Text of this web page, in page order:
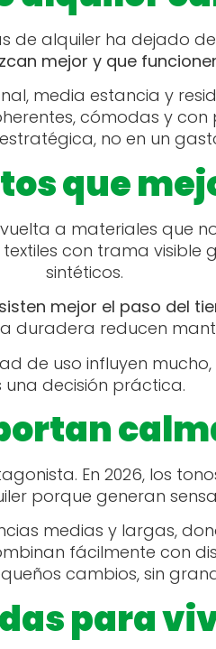
de alquiler ha dejado
mejor y que
media estancia y
cómodas y
no en un
que
a materiales que
con trama
sintéticos.
mejor el paso del
duradera reducen
de uso influyen
una decisión práctica.
En 2026, los
porque generan
medias y largas,
fácilmente con
cambios, sin
para